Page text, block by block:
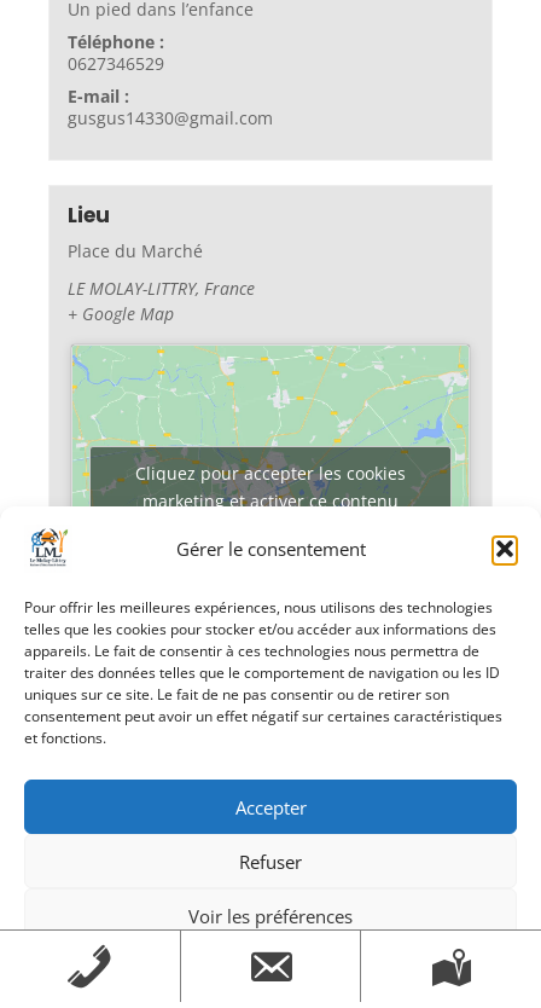
Gérer le consentement
Pour offrir les meilleures expériences, nous utilisons des technologies
telles que les cookies pour stocker et/ou accéder aux informations des
appareils. Le fait de consentir à ces technologies nous permettra de
traiter des données telles que le comportement de navigation ou les ID
uniques sur ce site. Le fait de ne pas consentir ou de retirer son
consentement peut avoir un effet négatif sur certaines caractéristiques
et fonctions.
Accepter
Refuser
Voir les préférences
Mentions légalesMentions légales
Un pied dans l’enfance
Téléphone :
0627346529
E-mail :
gusgus14330@gmail.com
Lieu
Place du Marché
LE MOLAY-LITTRY, France
+ Google Map
Cliquez pour accepter les cookies
marketing et activer ce contenu
«VUE
Chasse aux œufs
au Moulin de
Création Androme Informatique
© 2026. Tous droits
Mentions légales